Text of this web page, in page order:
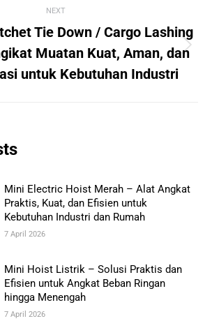
NEXT
Next
Tie Down / Cargo Lashing
Muatan Kuat, Aman, dan
untuk Kebutuhan Industri
Mini Electric Hoist Merah – Alat Angkat
Praktis, Kuat, dan Efisien untuk
Kebutuhan Industri dan Rumah
7 April 2026
Mini Hoist Listrik – Solusi Praktis dan
Efisien untuk Angkat Beban Ringan
hingga Menengah
7 April 2026